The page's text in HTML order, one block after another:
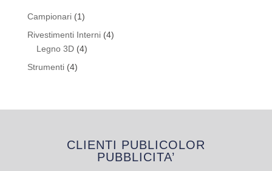
Campionari 11
prodotto
Rivestimenti Interni 44
Legno 3D 44
Strumenti 44
CLIENTI PUBLICOLOR
PUBBLICITA’